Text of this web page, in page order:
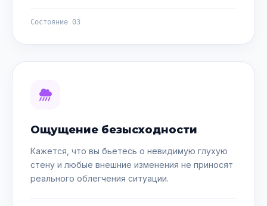
Состояние 03
Ощущение безысходности
Кажется, что вы бьетесь о невидимую глухую
стену и любые внешние изменения не приносят
реального облегчения ситуации.